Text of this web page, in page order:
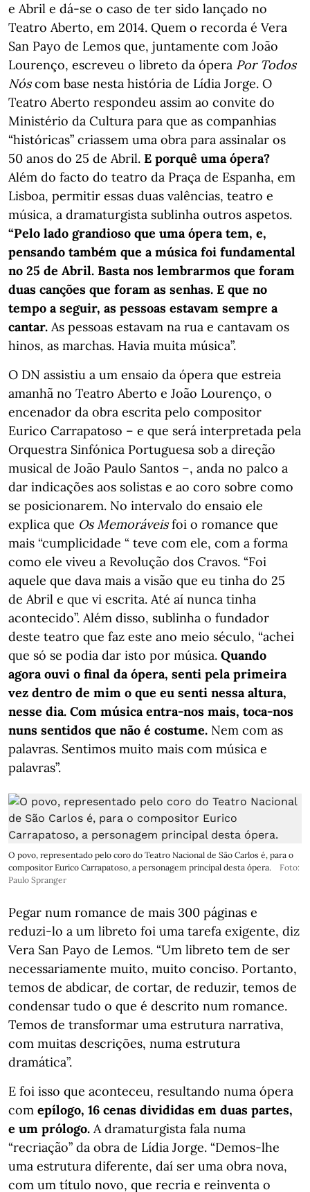
e Abril e dá-se o caso de ter sido lançado no
Teatro Aberto, em 2014. Quem o recorda é Vera
San Payo de Lemos que, juntamente com João
Lourenço, escreveu o libreto da ópera Por Todos
Nóscom base nesta história de Lídia Jorge. O
Teatro Aberto respondeu assim ao convite do
Ministério da Cultura para que as companhias
“históricas” criassem uma obra para assinalar os
50 anos do 25 de Abril. E porquê uma ópera?
Além do facto do teatro da Praça de Espanha, em
Lisboa, permitir essas duas valências, teatro e
música, a dramaturgista sublinha outros aspetos.
“Pelo lado grandioso que uma ópera tem, e,
pensando também que a música foi fundamental
no 25 de Abril. Basta nos lembrarmos que foram
duas canções que foram as senhas. E que no
tempo a seguir, as pessoas estavam sempre a
cantar. As pessoas estavam na rua e cantavam os
hinos, as marchas. Havia muita música”.
O DN assistiu a um ensaio da ópera que estreia
amanhã no Teatro Aberto e João Lourenço, o
encenador da obra escrita pelo compositor
Eurico Carrapatoso – e que será interpretada pela
Orquestra Sinfónica Portuguesa sob a direção
musical de João Paulo Santos –, anda no palco a
dar indicações aos solistas e ao coro sobre como
se posicionarem. No intervalo do ensaio ele
explica que Os Memoráveisfoi o romance que
mais “cumplicidade “ teve com ele, com a forma
como ele viveu a Revolução dos Cravos. “Foi
aquele que dava mais a visão que eu tinha do 25
de Abril e que vi escrita. Até aí nunca tinha
acontecido”. Além disso, sublinha o fundador
deste teatro que faz este ano meio século, “achei
que só se podia dar isto por música. Quando
agora ouvi o final da ópera, senti pela primeira
vez dentro de mim o que eu senti nessa altura,
nesse dia. Com música entra-nos mais, toca-nos
nuns sentidos que não é costume. Nem com as
palavras. Sentimos muito mais com música e
palavras”.
O povo, representado pelo coro do Teatro Nacional de São Carlos é, para o
compositor Eurico Carrapatoso, a personagem principal desta ópera.
Foto:
Paulo Spranger
Pegar num romance de mais 300 páginas e
reduzi-lo a um libreto foi uma tarefa exigente, diz
Vera San Payo de Lemos. “Um libreto tem de ser
necessariamente muito, muito conciso. Portanto,
temos de abdicar, de cortar, de reduzir, temos de
condensar tudo o que é descrito num romance.
Temos de transformar uma estrutura narrativa,
com muitas descrições, numa estrutura
dramática”.
E foi isso que aconteceu, resultando numa ópera
com epílogo, 16 cenas divididas em duas partes,
e um prólogo. A dramaturgista fala numa
“recriação” da obra de Lídia Jorge. “Demos-lhe
uma estrutura diferente, daí ser uma obra nova,
com um título novo, que recria e reinventa o